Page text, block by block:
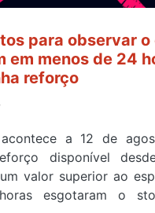
para observar o
em menos de 24
reforço
a 12 de
disponível
valor superior ao
esgotaram o